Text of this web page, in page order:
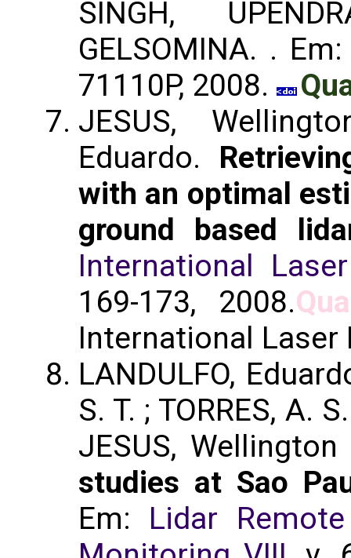
SINGH,
GELSOMINA. .
71110P, 2008.
JESUS,
Eduardo.
with an optimal
ground based
International
169-173, 2008.
International Laser
LANDULFO,
S. T. ; TORRES, A.
JESUS,
studies at Sao
Em: Lidar